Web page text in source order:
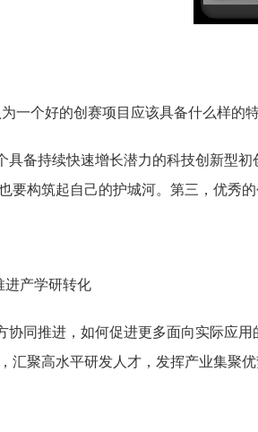
一个好的创赛项目应该具备什么样的
备持续快速增长潜力的科技创新型
构筑起自己的护城河。第三，优秀
进产学研转化
同推进，如何促进更多面向实际应
汇聚高水平研发人才，发挥产业集聚